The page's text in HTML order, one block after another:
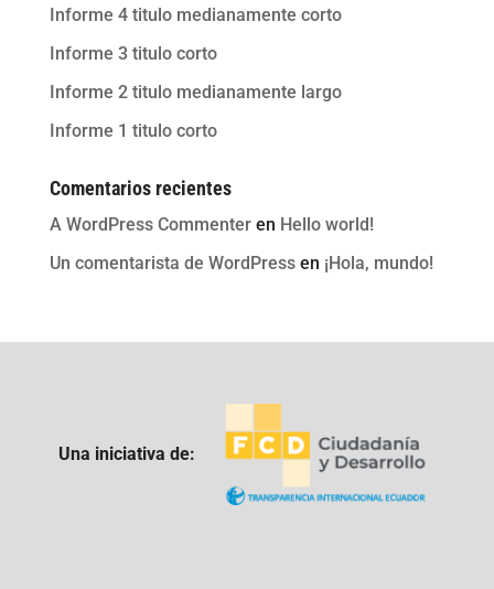
Informe 4 titulo medianamente corto
Informe 3 titulo corto
Informe 2 titulo medianamente largo
Informe 1 titulo corto
Comentarios recientes
A WordPress Commenteren Hello world!
Un comentarista de WordPressen ¡Hola, mundo!
Una iniciativa de: